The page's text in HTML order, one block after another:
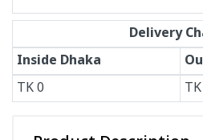
Delivery
Inside Dhaka
TK0 TK